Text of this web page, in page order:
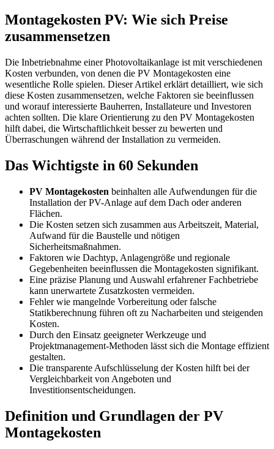
Montagekosten PV: Wie sich Preise
zusammensetzen
Die Inbetriebnahme einer Photovoltaikanlage ist mit verschiedenen
Kosten verbunden, von denen die PV Montagekosten eine
wesentliche Rolle spielen. Dieser Artikel erklärt detailliert, wie sich
diese Kosten zusammensetzen, welche Faktoren sie beeinflussen
und worauf interessierte Bauherren, Installateure und Investoren
achten sollten. Die klare Orientierung zu den PV Montagekosten
hilft dabei, die Wirtschaftlichkeit besser zu bewerten und
Überraschungen während der Installation zu vermeiden.
Das Wichtigste in 60 Sekunden
PV Montagekosten beinhalten alle Aufwendungen für die
Installation der PV-Anlage auf dem Dach oder anderen
Flächen.
Die Kosten setzen sich zusammen aus Arbeitszeit, Material,
Aufwand für die Baustelle und nötigen
Sicherheitsmaßnahmen.
Faktoren wie Dachtyp, Anlagengröße und regionale
Gegebenheiten beeinflussen die Montagekosten signifikant.
Eine präzise Planung und Auswahl erfahrener Fachbetriebe
kann unerwartete Zusatzkosten vermeiden.
Fehler wie mangelnde Vorbereitung oder falsche
Statikberechnung führen oft zu Nacharbeiten und steigenden
Kosten.
Durch den Einsatz geeigneter Werkzeuge und
Projektmanagement-Methoden lässt sich die Montage effizient
gestalten.
Die transparente Aufschlüsselung der Kosten hilft bei der
Vergleichbarkeit von Angeboten und
Investitionsentscheidungen.
Definition und Grundlagen der PV
Montagekosten